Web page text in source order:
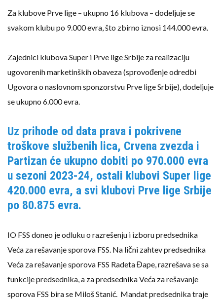
Za klubove Prve lige – ukupno 16 klubova – dodeljuje se
svakom klubu po 9.000 evra, što zbirno iznosi 144.000 evra.
Zajednici klubova Super i Prve lige Srbije za realizaciju
ugovorenih marketinških obaveza (sprovođenje odredbi
Ugovora o naslovnom sponzorstvu Prve lige Srbije), dodeljuje
se ukupno 6.000 evra.
Uz prihode od data prava i pokrivene
troškove službenih lica, Crvena zvezda i
Partizan će ukupno dobiti po 970.000 evra
u sezoni 2023-24, ostali klubovi Super lige
420.000 evra, a svi klubovi Prve lige Srbije
po 80.875 evra.
IO FSS doneo je odluku o razrešenju i izboru predsednika
Veća za rešavanje sporova FSS. Na lični zahtev predsednika
Veća za rešavanje sporova FSS Radeta Đape, razrešava se sa
funkcije predsednika, a za predsednika Veća za rešavanje
sporova FSS bira se Miloš Stanić. Mandat predsednika traje